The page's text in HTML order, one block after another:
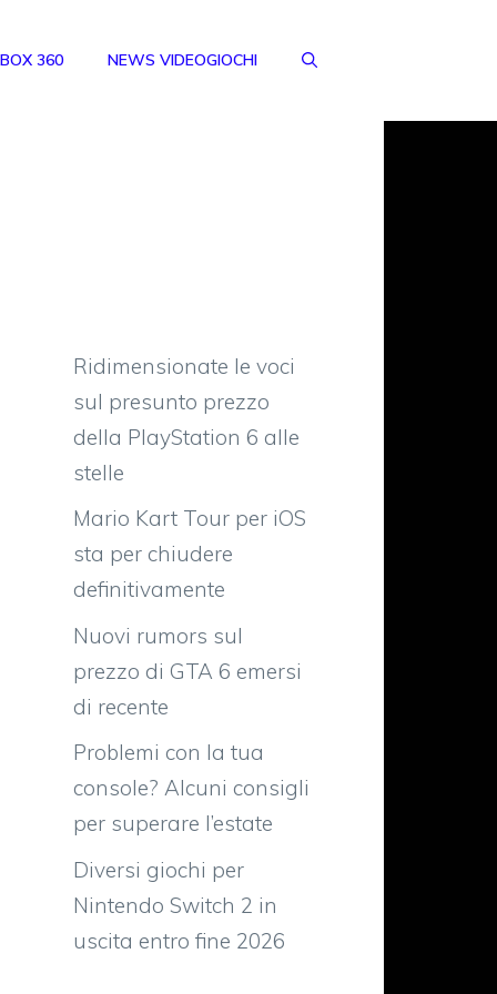
360 NEWS VIDEOGIOCHI
Ridimensionate le voci
sul presunto prezzo
della PlayStation 6 alle
stelle
Mario Kart Tour per iOS
sta per chiudere
definitivamente
Nuovi rumors sul
prezzo di GTA 6 emersi
di recente
Problemi con la tua
console? Alcuni consigli
per superare l’estate
Diversi giochi per
Nintendo Switch 2 in
uscita entro fine 2026